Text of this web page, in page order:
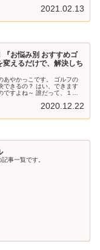
2021.02.13
『お悩み別 おすすめゴ
えるだけで、解決しち
あやかっこです。 ゴルフの
できるの？ はい、できます
すよね～ 誰だって、１つ
2020.12.22
事一覧です。